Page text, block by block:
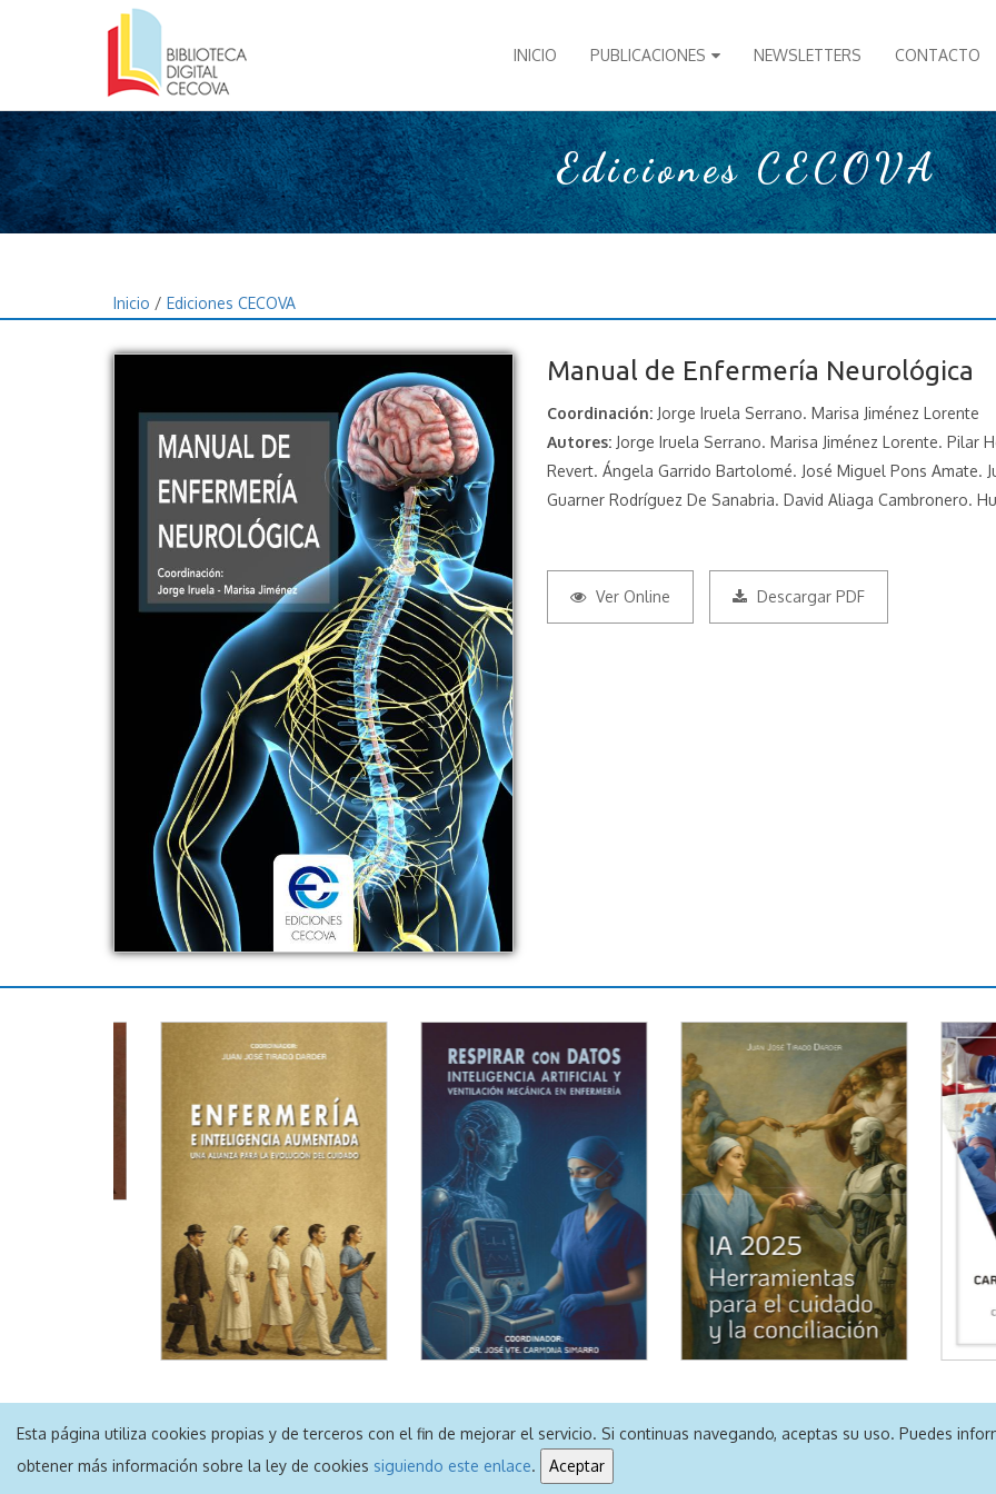
Esta página utiliza cookies propias y de terceros con el fin de mejorar el servicio. Si continuas navegando, aceptas su uso. Puedes
obtener más información sobre la ley de cookies siguiendo este enlace. Aceptar
INICIO PUBLICACIONES NEWSLETTERS CONTACTO
Ediciones CECOVA
Inicio / Ediciones CECOVA
Manual de Enfermería Neurológica
Coordinación: Jorge Iruela Serrano. Marisa Jiménez Lorente
Autores: Jorge Iruela Serrano. Marisa Jiménez Lorente. Pilar
Revert. Ángela Garrido Bartolomé. José Miguel Pons Amate.
Guarner Rodríguez De Sanabria. David Aliaga Cambronero.
Ver Online Descargar PDF
Aviso Legal